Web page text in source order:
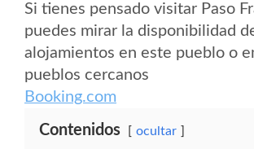
Si tienes pensado visitar Paso
puedes mirar la disponibilidad
alojamientos en este pueblo o
pueblos cercanos
Booking.com
Contenidos ocultar